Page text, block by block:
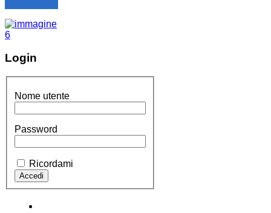
Login
Nome utente
Password
Ricordami